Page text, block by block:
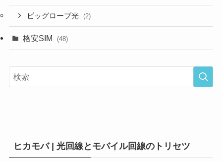
ビッグローブ光 (2)
格安SIM (48)
ヒカモバ | 光回線とモバイル回線のトリセツ